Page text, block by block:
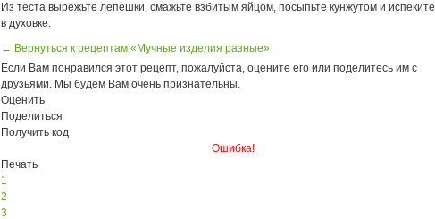
Из теста вырежьте лепешки, смажьте взбитым яйцом, посыпьте кунжутом и испеките
в духовке.
← Вернуться к рецептам «Мучные изделия разные»
Если Вам понравился этот рецепт, пожалуйста, оцените его или поделитесь им с
друзьями. Мы будем Вам очень признательны.
Оценить
Поделиться
Получить код
Ошибка!
Печать
1
2
3